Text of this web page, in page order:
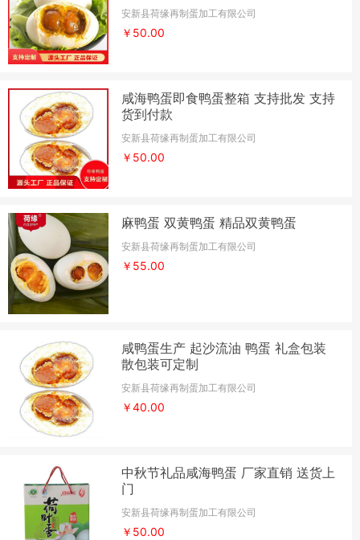
安新县荷缘再制蛋加工有限公司
￥50.00
咸海鸭蛋即食鸭蛋整箱 支持批发 支持
货到付款
安新县荷缘再制蛋加工有限公司
￥50.00
麻鸭蛋 双黄鸭蛋 精品双黄鸭蛋
安新县荷缘再制蛋加工有限公司
￥55.00
咸鸭蛋生产 起沙流油 鸭蛋 礼盒包装
散包装可定制
安新县荷缘再制蛋加工有限公司
￥40.00
中秋节礼品咸海鸭蛋 厂家直销 送货上
门
安新县荷缘再制蛋加工有限公司
￥50.00